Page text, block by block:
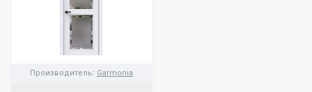
Производитель: Garmonia